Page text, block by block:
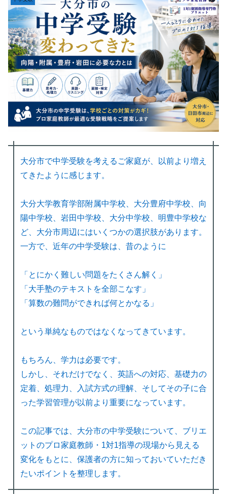
大分市で中学受験を考えるご家庭が、以前より増え
てきたように感じます。
大分大学教育学部附属中学校、大分豊府中学校、向
陽中学校、岩田中学校、大分中学校、明豊中学校な
ど、大分市周辺にはいくつかの選択肢があります。
一方で、近年の中学受験は、昔のように
「とにかく難しい問題をたくさん解く」
「大手塾のテキストを全部こなす」
「算数の難問ができれば何とかなる」
という単純なものではなくなってきています。
もちろん、学力は必要です。
しかし、それだけでなく、英語への対応、基礎力の
定着、処理力、入試方式の理解、そしてその子に合
った学習管理が以前より重要になっています。
この記事では、大分市の中学受験について、ブリエ
ットのプロ家庭教師・1対1指導の現場から見える
変化をもとに、保護者の方に知っておいていただき
たいポイントを整理します。